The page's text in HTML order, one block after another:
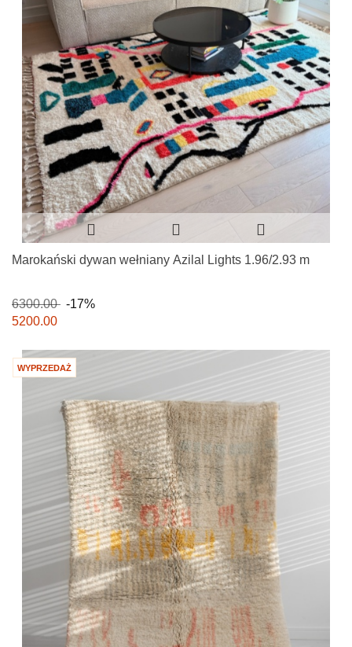
Marokański dywan wełniany Azilal Lights 1.96/2.93 m
6300.00
-17%
5200.00
WYPRZEDAŻ